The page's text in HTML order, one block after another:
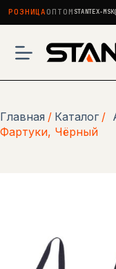
РОЗНИЦА ОПТОМ STANTEX-
сути
Главная / Каталог /
Фартуки, Чёрный